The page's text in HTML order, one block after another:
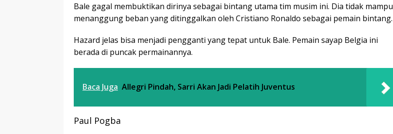
Bale gagal membuktikan dirinya sebagai bintang utama tim musim ini. Dia tidak mampu
menanggung beban yang ditinggalkan oleh Cristiano Ronaldo sebagai pemain bintang.
Hazard jelas bisa menjadi pengganti yang tepat untuk Bale. Pemain sayap Belgia ini
berada di puncak permainannya.
Baca Juga Allegri Pindah, Sarri Akan Jadi Pelatih Juventus
Paul Pogba